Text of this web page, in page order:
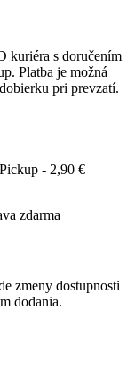
kuriéra s doručením
Platba je možná
pri prevzatí.
- 2,90 €
zdarma
zmeny dostupnosti
dodania.